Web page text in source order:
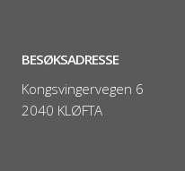
BESØKSADRESSE
Kongsvingervegen 6
2040 KLØFTA